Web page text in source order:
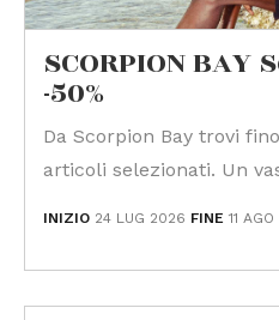
SCORPION
-50%
Da Scorpion Bay trovi
articoli selezionati. Un
INIZIO 24 LUG 2026 FINE 11